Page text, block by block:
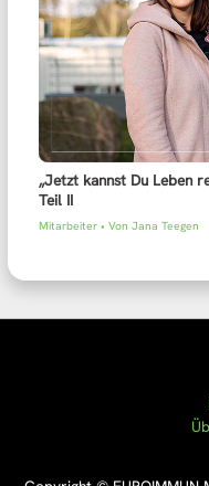
„Jetzt kannst Du Leben
Teil II
Mitarbeiter• Von Jana Teegen